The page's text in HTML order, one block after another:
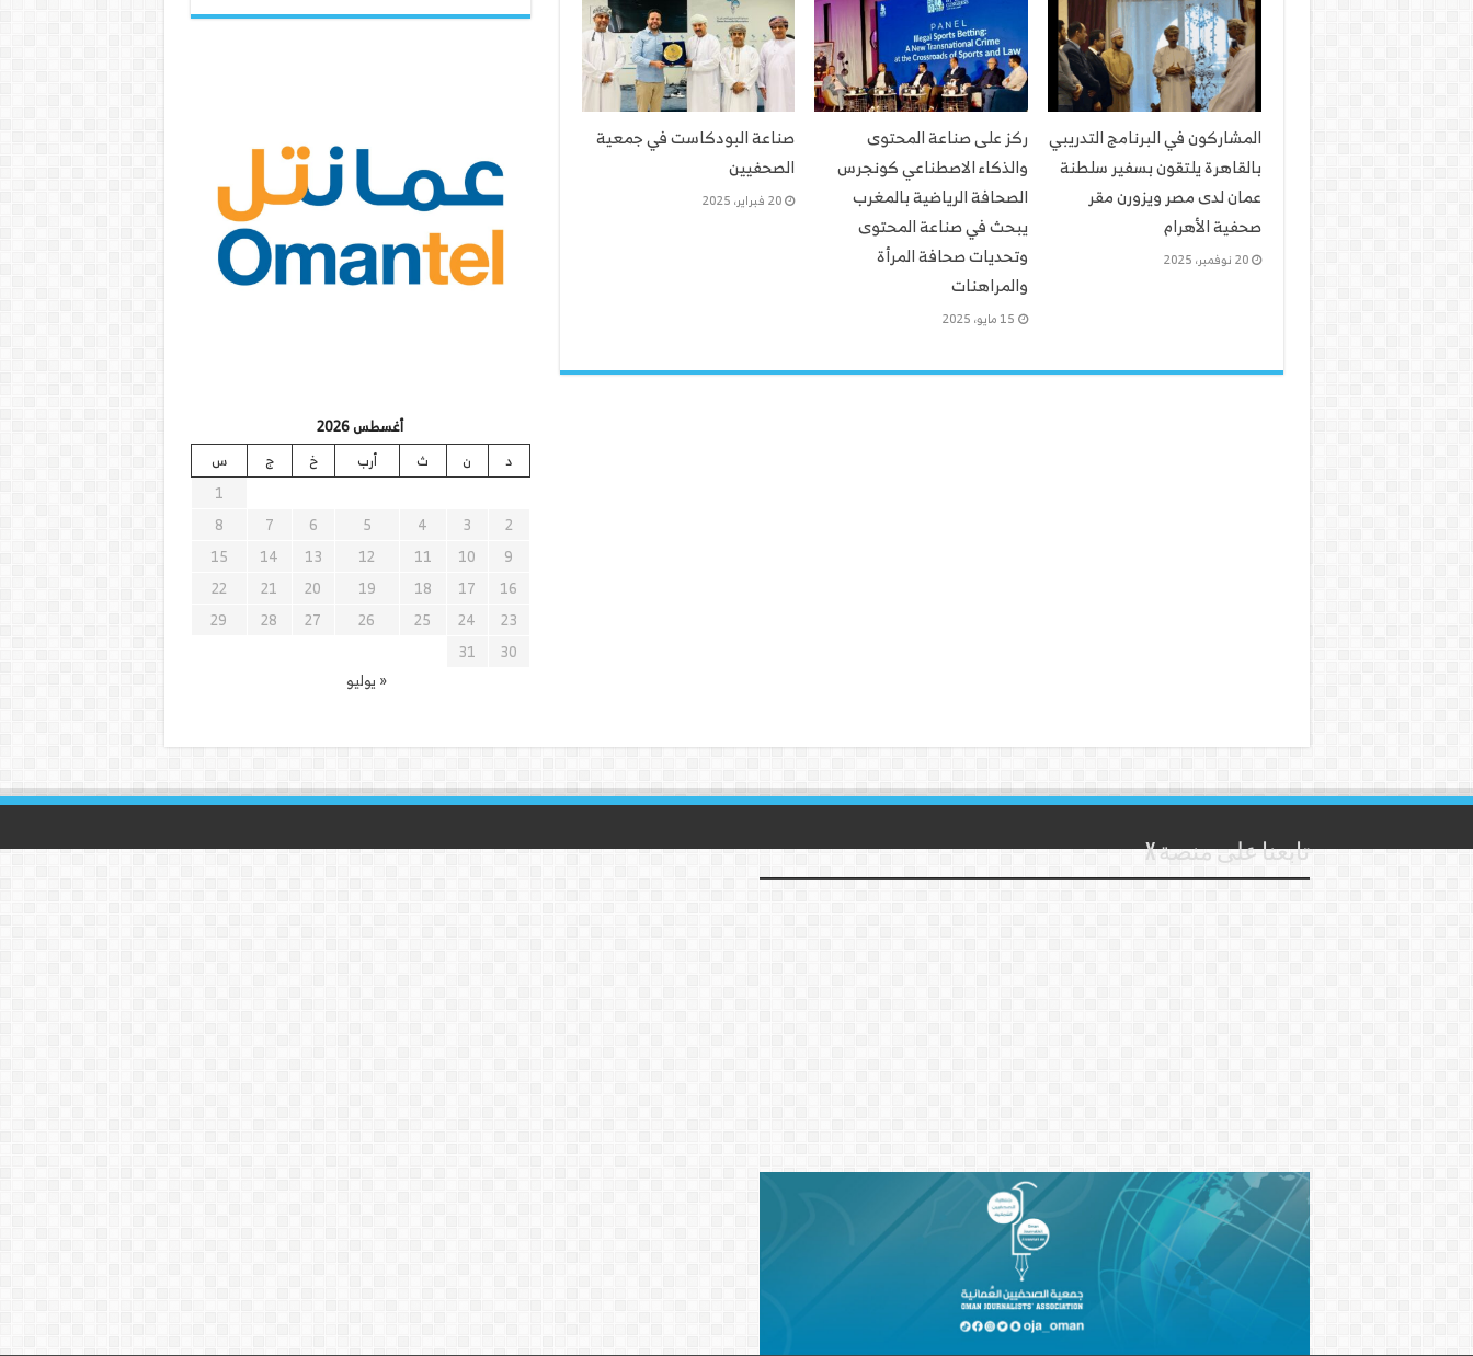
المشاركون في البرنامج التدريبي
بالقاهرة يلتقون بسفير سلطنة
عمان لدى مصر ويزورن مقر
صحفية الأهرام
20 نوفمبر، 2025
ركز على صناعة المحتوى
والذكاء الاصطناعي كونجرس
الصحافة الرياضية بالمغرب
يبحث في صناعة المحتوى
وتحديات صحافة المرأة
والمراهنات
15 مايو، 2025
صناعة البودكاست في جمعية
الصحفيين
20 فبراير، 2025
أغسطس 2026
د
ن ث أرب خ ج
س
1
2
3
4
5
6
7
8
9
10
11
12
13
14
15
16
17
18
19
20
21
22
23
24
25
26
27
28
29
30
31
« يوليو
تابعنا على منصة X